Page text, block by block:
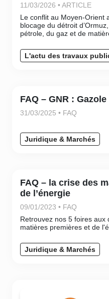
11/03/2026 • ARTICLE
Le conflit au Moyen-Orient
blocage du détroit
pétrole, du gaz et de
L'actu des travaux
FAQ – GNR :
31/03/2025 • FAQ
Juridique & Marchés
FAQ – la crise des
de l’énergie
09/01/2023 • FAQ
Retrouvez nos 5 foires aux
matières premières et de
Juridique & Marchés